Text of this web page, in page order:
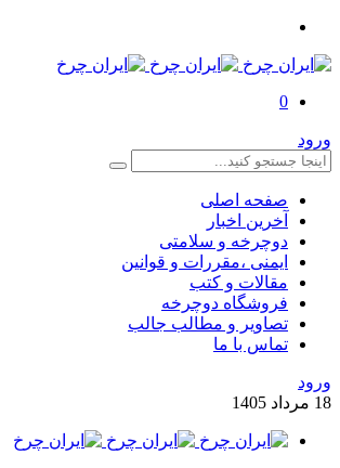
صفحه اصلی
آخرین اخبار
دوچرخه و سلامتی
ایمنی ،مقررات و قوانین
مقالات و کتب
فروشگاه دوچرخه
تصاویر و مطالب جالب
تماس با ما
1405